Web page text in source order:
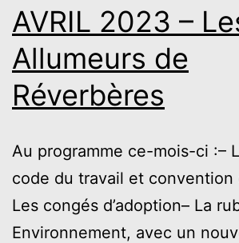
AVRIL 2023 –
Allumeurs de
Réverbères
Au programme ce-mois-ci :–
code du travail et convention
Les congés d’adoption– La
Environnement, avec un